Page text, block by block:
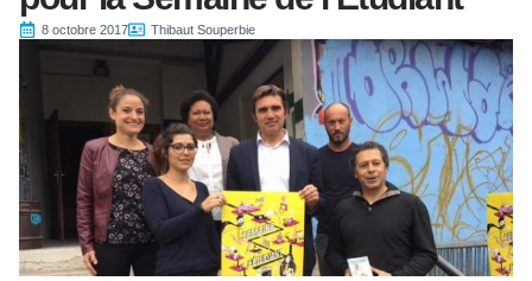
8 octobre 2017 Thibaut Souperbie